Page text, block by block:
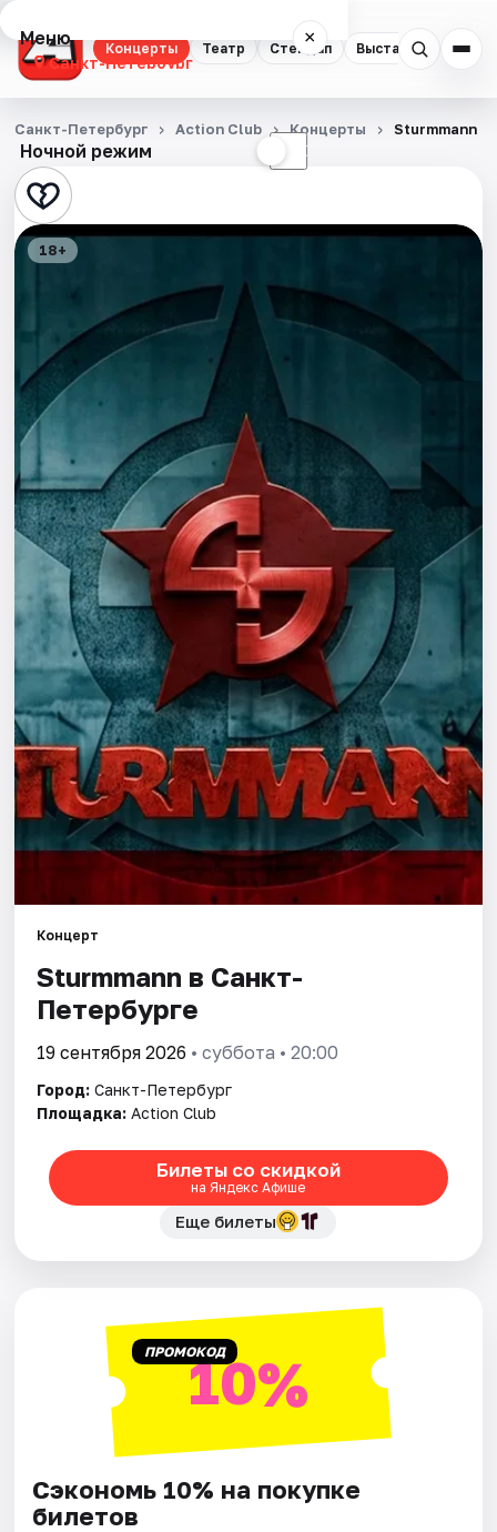
Концерты Театр Стендап Выставки
Меню ×
Санкт-Петербург
Концерты
Театр
Стендап
Квесты
Экскурсии
Спорт
События
Города
Площадки
Артисты
Рейтинги
Ночной режим ☾
Санкт-Петербург Action Club Концерты Sturmmann
18+
Концерт
Sturmmann в Санкт-
Петербурге
19 сентября 2026 • суббота • 20:00
Город: Санкт-Петербург
Площадка: Action Club
Билеты со скидкой
на Яндекс Афише
Еще билеты
ПРОМОКОД10%
Сэкономь 10% на покупке
билетов